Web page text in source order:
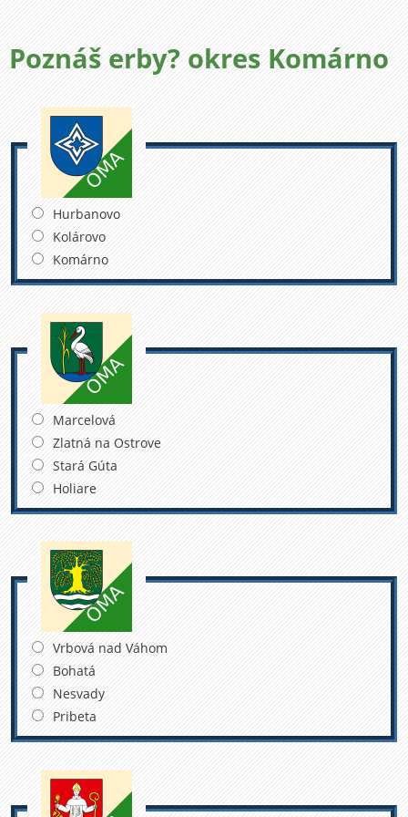
Poznáš erby? okres Komárno
Hurbanovo
Kolárovo
Komárno
Marcelová
Zlatná na Ostrove
Stará Gúta
Holiare
Vrbová nad Váhom
Bohatá
Nesvady
Pribeta